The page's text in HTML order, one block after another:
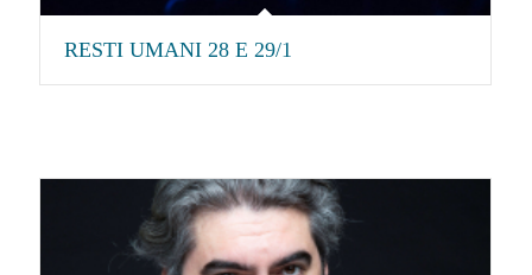
RESTI UMANI 28 E 29/1